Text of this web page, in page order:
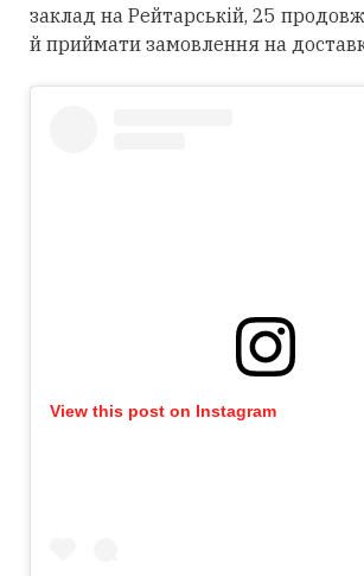
заклад на Рейтарській, 25
й приймати замовлення на
View this post on Instagram